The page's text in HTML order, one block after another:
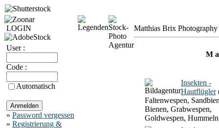
LOGIN
User :
Code :
Automatisch
» Password vergessen
» Registrierung &
Matthias Brix
M
Insekten -
Hautflügler
Faltenwespen,
Bienen, Grabwespen,
Goldwespen, Hummeln